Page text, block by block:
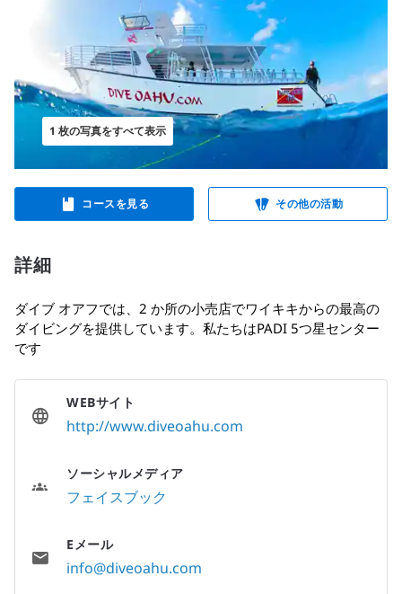
1 枚の写真をすべて表示
コースを見る その他の活動
詳細
ダイブ オアフでは、2 か所の小売店でワイキキからの最高の
ダイビングを提供しています。私たちはPADI 5つ星センター
です
WEBサイト
http://www.diveoahu.com
ソーシャルメディア
フェイスブック
Eメール
info@diveoahu.com